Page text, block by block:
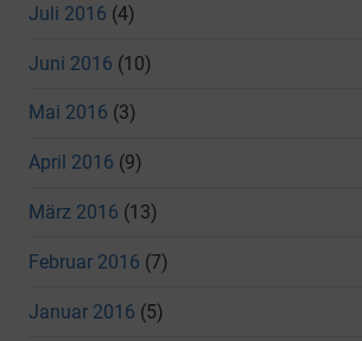
Juli 2016 (4)
Juni 2016 (10)
Mai 2016 (3)
April 2016 (9)
März 2016 (13)
Februar 2016 (7)
Januar 2016 (5)